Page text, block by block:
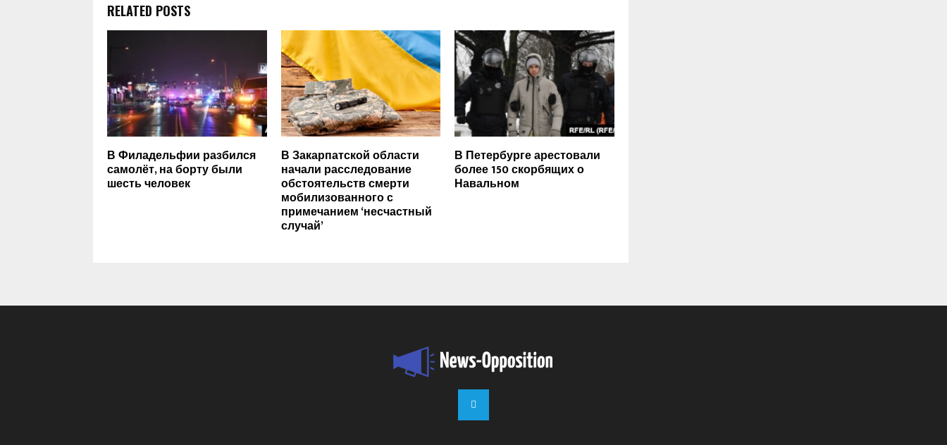
RELATED POSTS
В Филадельфии разбился
самолёт, на борту были
шесть человек
В Закарпатской области
начали расследование
обстоятельств смерти
мобилизованного с
примечанием ‘несчастный
случай’
В Петербурге арестовали
более 150 скорбящих о
Навальном